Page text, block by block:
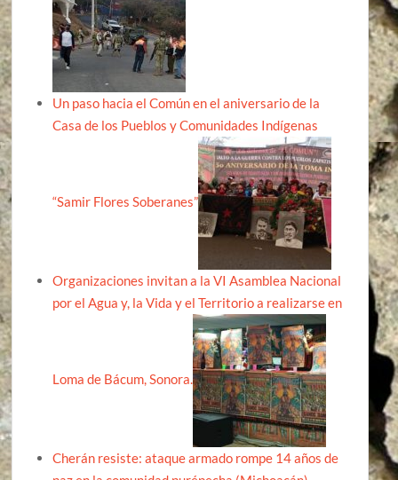
Un paso hacia el Común en el aniversario de la
Casa de los Pueblos y Comunidades Indígenas
“Samir Flores Soberanes”
Organizaciones invitan a la VI Asamblea Nacional
por el Agua y, la Vida y el Territorio a realizarse en
Loma de Bácum, Sonora.
Cherán resiste: ataque armado rompe 14 años de